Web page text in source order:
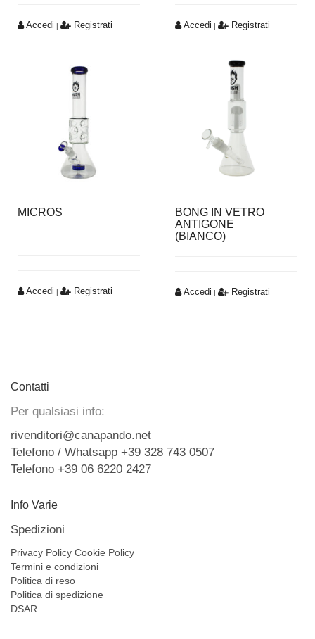
Accedi | Registrati Accedi | Registrati
MICROS
Accedi | Registrati
BONG IN VETRO
ANTIGONE
(BIANCO)
Accedi | Registrati
Contatti
Per qualsiasi info:
rivenditori@canapando.net
Telefono / Whatsapp +39 328 743 0507
Telefono +39 06 6220 2427
Info Varie
Spedizioni
Privacy Policy Cookie Policy
Termini e condizioni
Politica di reso
Politica di spedizione
DSAR